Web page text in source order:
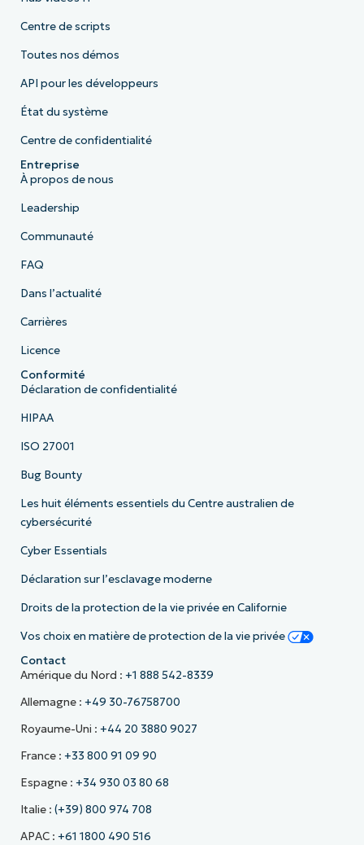
Centre de scripts
Toutes nos démos
API pour les développeurs
État du système
Centre de confidentialité
Entreprise
À propos de nous
Leadership
Communauté
FAQ
Dans l’actualité
Carrières
Licence
Conformité
Déclaration de confidentialité
HIPAA
ISO 27001
Bug Bounty
Les huit éléments essentiels du Centre australien de
cybersécurité
Cyber Essentials
Déclaration sur l’esclavage moderne
Droits de la protection de la vie privée en Californie
Vos choix en matière de protection de la vie privée
Contact
Amérique du Nord : +1 888 542-8339
Allemagne : +49 30-76758700
Royaume-Uni : +44 20 3880 9027
France : +33 800 91 09 90
Espagne : +34 930 03 80 68
Italie : (+39) 800 974 708
APAC : +61 1800 490 516